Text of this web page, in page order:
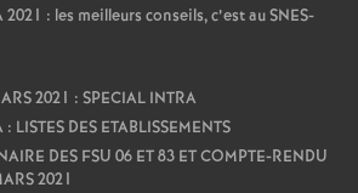
: les meilleurs conseils, c’est au SNES-
2021 : SPECIAL INTRA
LISTES DES ETABLISSEMENTS
DES FSU 06 ET 83 ET COMPTE-RENDU
2021